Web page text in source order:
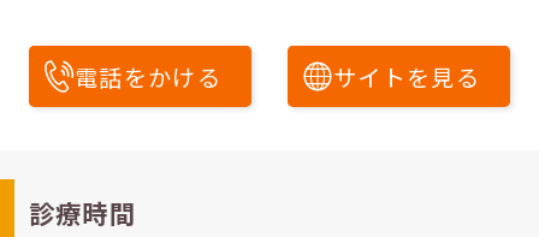
電話をかける サイトを見る
診療時間